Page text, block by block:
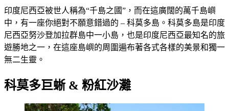
印度尼西亞被世人稱為“千島之國”，而在這廣闊的萬千島嶼
中，有一座你絕對不願意錯過的 – 科莫多島。科莫多島是印度
尼西亞努沙登加拉群島中一小島，也是印度尼西亞最知名的旅
遊勝地之一，在這座島嶼的周圍遍布著各式各樣的美景和獨一
無二生靈。
科莫多巨蜥 & 粉紅沙灘